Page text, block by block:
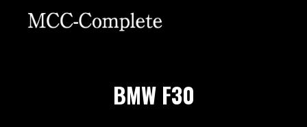
BMW F30